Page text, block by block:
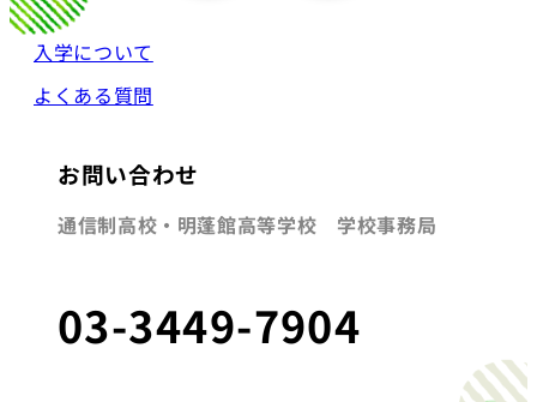
入学について
よくある質問
お問い合わせ
通信制高校・明蓬館高等学校 学校事務局
03-3449-7904